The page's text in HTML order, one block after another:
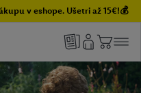
v eshope. Ušetri až 15€!💰